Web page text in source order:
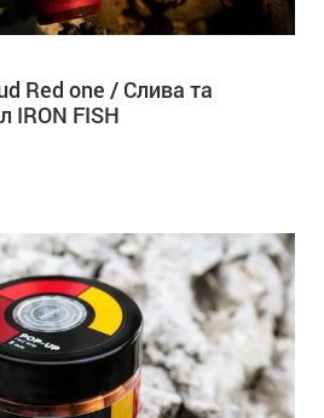
Red one / Слива та
IRON FISH